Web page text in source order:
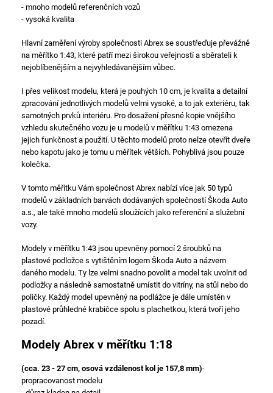
- mnoho modelů referenčních vozů
- vysoká kvalita
Hlavní zaměření výroby společnosti Abrex se soustřeďuje převážně
na měřítko 1:43, které patří mezi širokou veřejností a sběrateli k
nejoblíbenějším a nejvyhledávanějším vůbec.
I přes velikost modelu, která je pouhých 10 cm, je kvalita a detailní
zpracování jednotlivých modelů velmi vysoké, a to jak exteriéru, tak
samotných prvků interiéru. Pro dosažení přesné kopie vnějšího
vzhledu skutečného vozu je u modelů v měřítku 1:43 omezena
jejich funkčnost a použití. U těchto modelů proto nelze otevřít dveře
nebo kapotu jako je tomu u měřítek větších. Pohyblivá jsou pouze
kolečka.
V tomto měřítku Vám společnost Abrex nabízí více jak 50 typů
modelů v základních barvách dodávaných společností Škoda Auto
a.s., ale také mnoho modelů sloužících jako referenční a služební
vozy.
Modely v měřítku 1:43 jsou upevněny pomocí 2 šroubků na
plastové podložce s vytištěním logem Škoda Auto a názvem
daného modelu. Ty lze velmi snadno povolit a model tak uvolnit od
podložky a následně samostatně umístit do vitríny, na stůl nebo do
poličky. Každý model upevněný na podlážce je dále umístěn v
plastové průhledné krabičce spolu s plachetkou, která tvoří jeho
pozadí.
Modely Abrex v měřítku 1:18
(cca. 23 - 27 cm, osová vzdálenost kol je 157,8 mm)-
propracovanost modelu